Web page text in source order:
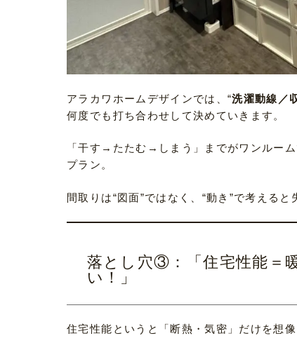
アラカワホームデザインでは、“洗濯動線／
何度でも打ち合わせして決めていきます。
「干す→たたむ→しまう」までがワンルー
プラン。
間取りは“図面”ではなく、“動き”で考えると
落とし穴③：「住宅性能＝
い！」
住宅性能というと「断熱・気密」だけを想